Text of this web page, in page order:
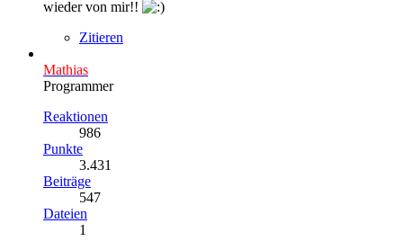
wieder von mir!!
Zitieren
Mathias
Programmer
Reaktionen
986
Punkte
3.431
Beiträge
547
Dateien
1